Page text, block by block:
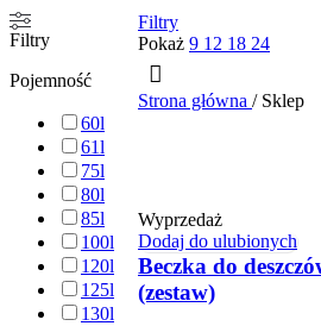
Filtry
Pojemność
60l
61l
75l
80l
85l
100l
120l
125l
130l
Filtry
Pokaż 9 12 18 24
Strona główna / Sklep
Wyprzedaż
Dodaj do ulubionych
Beczka do
(zestaw)